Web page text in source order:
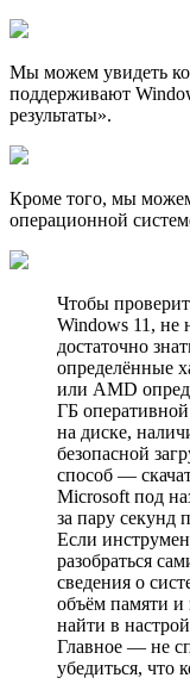
Мы можем увидеть
поддерживают
результаты».
Кроме того, мы можем
операционной
Чтобы
Windows 11,
достаточно
определённые
или AMD
ГБ
на диске,
безопасной
способ —
Microsoft под
за пару секунд
Если
разобраться
сведения о
объём памяти
найти в
Главное — не
убедиться, что